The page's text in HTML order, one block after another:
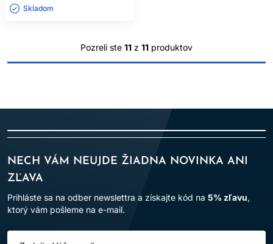
Skladom ㅤ
Pozreli ste 11 z 11 produktov
NECH VÁM NEUJDE ŽIADNA NOVINKA ANI
ZĽAVA
Prihláste sa na odber newslettra a získajte kód na 5% zľavu,
ktorý vám pošleme na e-mail.